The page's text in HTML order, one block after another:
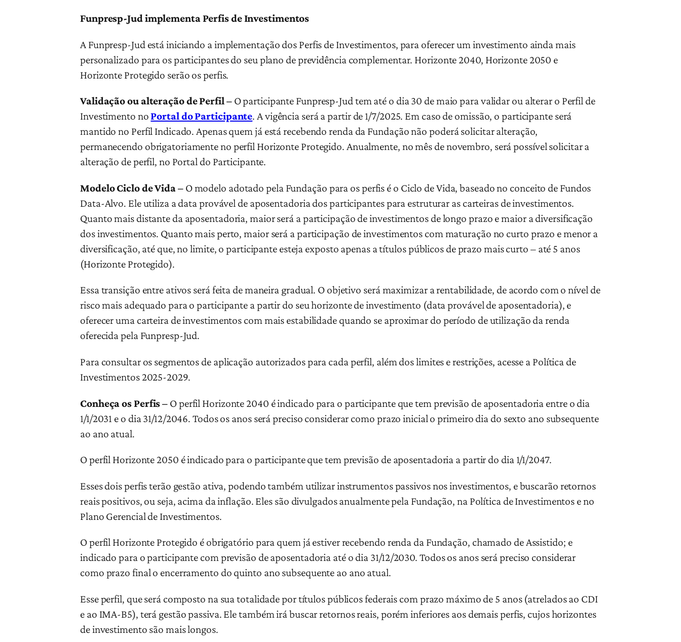
Funpresp-Jud implementa Perfis de Investimentos
A Funpresp-Jud está iniciando a implementação dos Perfis de Investimentos, para oferecer um investimento ainda mais
personalizado para os participantes do seu plano de previdência complementar. Horizonte 2040, Horizonte 2050 e
Horizonte Protegido serão os perfis.
Validação ou alteração de Perfil –O participante Funpresp-Jud tem até o dia 30 de maio para validar ou alterar o Perfil de
Investimento noPortal do Participante. A vigência será a partir de 1/7/2025. Em caso de omissão, o participante será
mantido no Perfil Indicado. Apenas quem já está recebendo renda da Fundação não poderá solicitar alteração,
permanecendo obrigatoriamente no perfil Horizonte Protegido. Anualmente, no mês de novembro, será possível solicitar a
alteração de perfil, no Portal do Participante.
Modelo Ciclo de Vida –O modelo adotado pela Fundação para os perfis é o Ciclo de Vida, baseado no conceito de Fundos
Data-Alvo. Ele utiliza a data provável de aposentadoria dos participantes para estruturar as carteiras de investimentos.
Quanto mais distante da aposentadoria, maior será a participação de investimentos de longo prazo e maior a diversificação
dos investimentos. Quanto mais perto, maior será a participação de investimentos com maturação no curto prazo e menor a
diversificação, até que, no limite, o participante esteja exposto apenas a títulos públicos de prazo mais curto – até 5 anos
(Horizonte Protegido).
Essa transição entre ativos será feita de maneira gradual. O objetivo será maximizar a rentabilidade, de acordo com o nível de
risco mais adequado para o participante a partir do seu horizonte de investimento (data provável de aposentadoria), e
oferecer uma carteira de investimentos com mais estabilidade quando se aproximar do período de utilização da renda
oferecida pela Funpresp-Jud.
Para consultar os segmentos de aplicação autorizados para cada perfil, além dos limites e restrições, acesse a Política de
Investimentos 2025-2029.
Conheça os Perfis – O perfil Horizonte 2040 é indicado para o participante que tem previsão de aposentadoria entre o dia
1/1/2031 e o dia 31/12/2046. Todos os anos será preciso considerar como prazo inicial o primeiro dia do sexto ano subsequente
ao ano atual.
O perfil Horizonte 2050 é indicado para o participante que tem previsão de aposentadoria a partir do dia 1/1/2047.
Esses dois perfis terão gestão ativa, podendo também utilizar instrumentos passivos nos investimentos, e buscarão retornos
reais positivos, ou seja, acima da inflação. Eles são divulgados anualmente pela Fundação, na Política de Investimentos e no
Plano Gerencial de Investimentos.
O perfil Horizonte Protegido é obrigatório para quem já estiver recebendo renda da Fundação, chamado de Assistido; e
indicado para o participante com previsão de aposentadoria até o dia 31/12/2030. Todos os anos será preciso considerar
como prazo final o encerramento do quinto ano subsequente ao ano atual.
Esse perfil, que será composto na sua totalidade por títulos públicos federais com prazo máximo de 5 anos (atrelados ao CDI
e ao IMA-B5), terá gestão passiva. Ele também irá buscar retornos reais, porém inferiores aos demais perfis, cujos horizontes
de investimento são mais longos.